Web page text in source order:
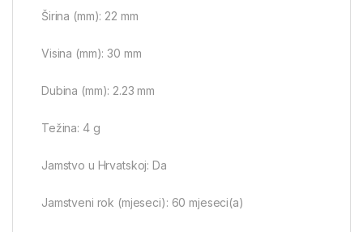
Širina (mm): 22 mm
Visina (mm): 30 mm
Dubina (mm): 2.23 mm
Težina: 4 g
Jamstvo u Hrvatskoj: Da
Jamstveni rok (mjeseci): 60 mjeseci(a)